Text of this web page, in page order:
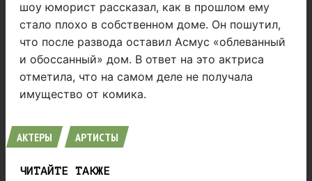
шоу юморист рассказал, как в прошлом ему
стало плохо в собственном доме. Он пошутил,
что после развода оставил Асмус «облеванный
и обоссанный» дом. В ответ на это актриса
отметила, что на самом деле не получала
имущество от комика.
АКТЕРЫ АРТИСТЫ
ЧИТАЙТЕ ТАКЖЕ